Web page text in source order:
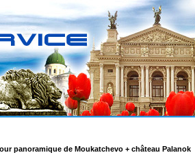
panoramique de Moukatchevo + château Palanok